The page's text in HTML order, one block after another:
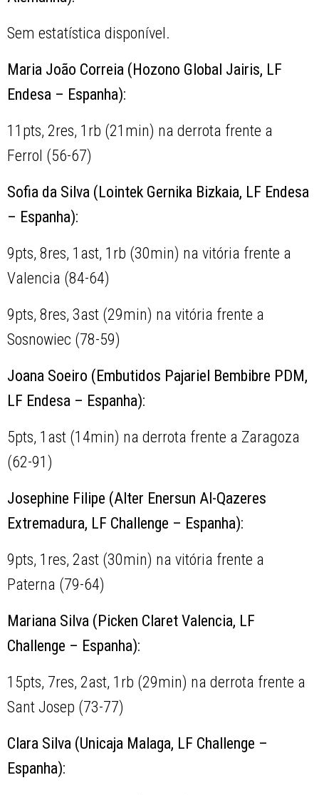
Sem estatística disponível.
Maria João Correia (Hozono Global Jairis, LF
Endesa – Espanha):
11pts, 2res, 1rb (21min) na derrota frente a
Ferrol (56-67)
Sofia da Silva (Lointek Gernika Bizkaia, LF Endesa
– Espanha):
9pts, 8res, 1ast, 1rb (30min) na vitória frente a
Valencia (84-64)
9pts, 8res, 3ast (29min) na vitória frente a
Sosnowiec (78-59)
Joana Soeiro (Embutidos Pajariel Bembibre PDM,
LF Endesa – Espanha):
5pts, 1ast (14min) na derrota frente a Zaragoza
(62-91)
Josephine Filipe (Alter Enersun Al-Qazeres
Extremadura, LF Challenge – Espanha):
9pts, 1res, 2ast (30min) na vitória frente a
Paterna (79-64)
Mariana Silva (Picken Claret Valencia, LF
Challenge – Espanha):
15pts, 7res, 2ast, 1rb (29min) na derrota frente a
Sant Josep (73-77)
Clara Silva (Unicaja Malaga, LF Challenge –
Espanha):